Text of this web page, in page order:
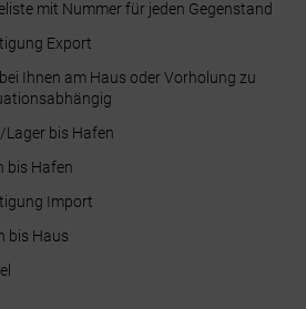
mit Nummer für jeden Gegenstand
Export
Ihnen am Haus oder Vorholung zu
bis Hafen
bis Hafen
Import
bis Haus